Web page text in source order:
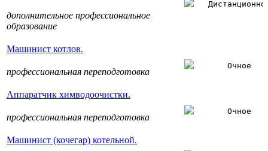
дополнительное профессиональное
образование
Машинист котлов.
профессиональная переподготовка
Очное
Аппаратчик химводоочистки.
профессиональная переподготовка
Очное
Машинист (кочегар) котельной.